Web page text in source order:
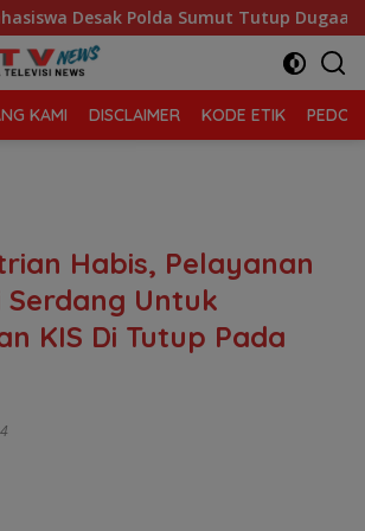
Polda Sumut Tutup Dugaan Lokasi Judi
KAMI DISCLAIMER KODE ETIK
Habis, Pelayanan
Serdang Untuk
KIS Di Tutup Pada